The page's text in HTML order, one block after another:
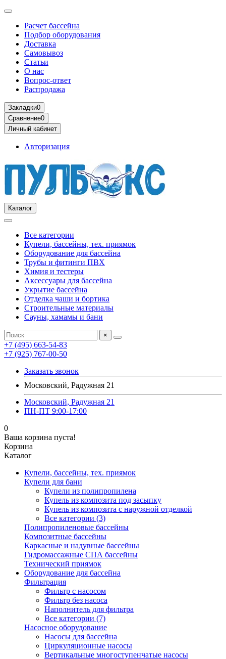
Расчет бассейна
Подбор оборудования
Доставка
Самовывоз
Статьи
О нас
Вопрос-ответ
Распродажа
Закладки0
Сравнение0
Личный кабинет
Авторизация
Каталог
Все категории
Купели, бассейны, тех. приямок
Оборудование для бассейна
Трубы и фитинги ПВХ
Химия и тестеры
Аксессуары для бассейна
Укрытие бассейна
Отделка чаши и бортика
Строительные материалы
Сауны, хамамы и бани
×
+7 (495) 663-54-83
+7 (925) 767-00-50
Заказать звонок
Московский, Радужная 21
Московский, Радужная 21
ПН-ПТ 9:00-17:00
0
Ваша корзина пуста!
Корзина
Каталог
Купели, бассейны, тех. приямок
Купели для бани
Купели из полипропилена
Купель из композита под засыпку
Купель из композита с наружной отделкой
Все категории (3)
Полипропиленовые бассейны
Композитные бассейны
Каркасные и надувные бассейны
Гидромассажные СПА бассейны
Технический приямок
Оборудование для бассейна
Фильтрация
Фильтр с насосом
Фильтр без насоса
Наполнитель для фильтра
Все категории (7)
Насосное оборудование
Насосы для бассейна
Циркуляционные насосы
Вертикальные многоступенчатые насосы